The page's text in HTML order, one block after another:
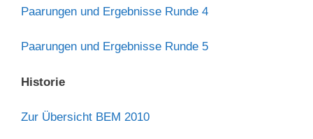
Paarungen und Ergebnisse Runde 4
Paarungen und Ergebnisse Runde 5
Historie
Zur Übersicht BEM 2010